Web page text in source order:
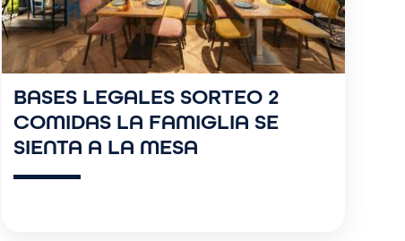
BASES LEGALES SORTEO 2
COMIDAS LA FAMIGLIA SE
SIENTA A LA MESA